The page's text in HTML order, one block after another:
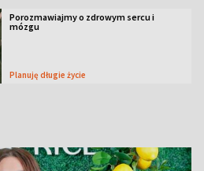
Porozmawiajmy o zdrowym sercu i
mózgu
Planuję długie życie